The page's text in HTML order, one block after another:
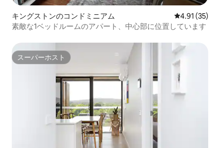
キングストンのコンドミニアム レビュー35
4.91 (35)
素敵な1ベッドルームのアパート、中心部に位置しています
スーパーホスト
スーパーホスト